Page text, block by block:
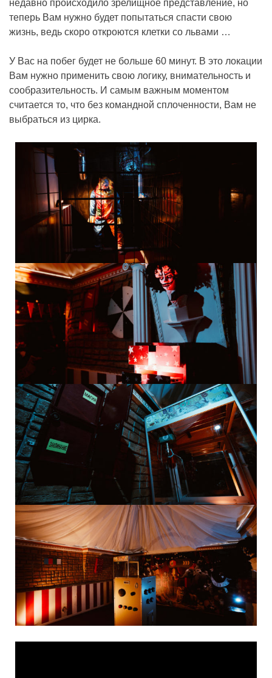
недавно происходило зрелищное представление, но
теперь Вам нужно будет попытаться спасти свою
жизнь, ведь скоро откроются клетки со львами …
У Вас на побег будет не больше 60 минут. В это локации
Вам нужно применить свою логику, внимательность и
сообразительность. И самым важным моментом
считается то, что без командной сплоченности, Вам не
выбраться из цирка.